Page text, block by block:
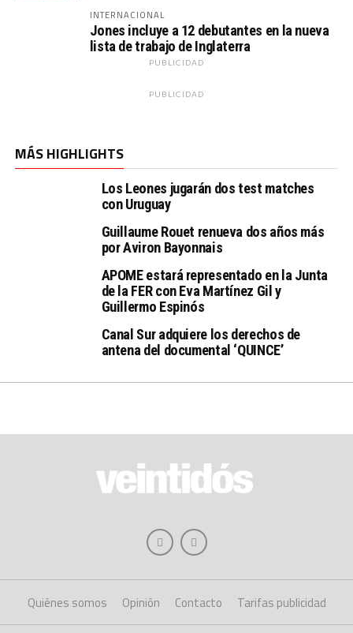
INTERNACIONAL
Jones incluye a 12 debutantes en la nueva
lista de trabajo de Inglaterra
PUBLICIDAD
PUBLICIDAD
MÁS HIGHLIGHTS
Los Leones jugarán dos test matches
con Uruguay
Guillaume Rouet renueva dos años más
por Aviron Bayonnais
APOME estará representado en la Junta
de la FER con Eva Martínez Gil y
Guillermo Espinós
Canal Sur adquiere los derechos de
antena del documental ‘QUINCE’
Quiénes somos Opinión Contacto Tarifas publicidad